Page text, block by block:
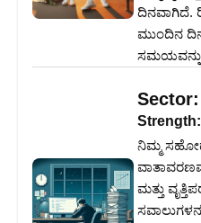
ದಿನವಾಗಿದೆ.
ಮುಂದಿನ
Sector:
Strength:
ನಿಮ್ಮ
ಮತ್ತು